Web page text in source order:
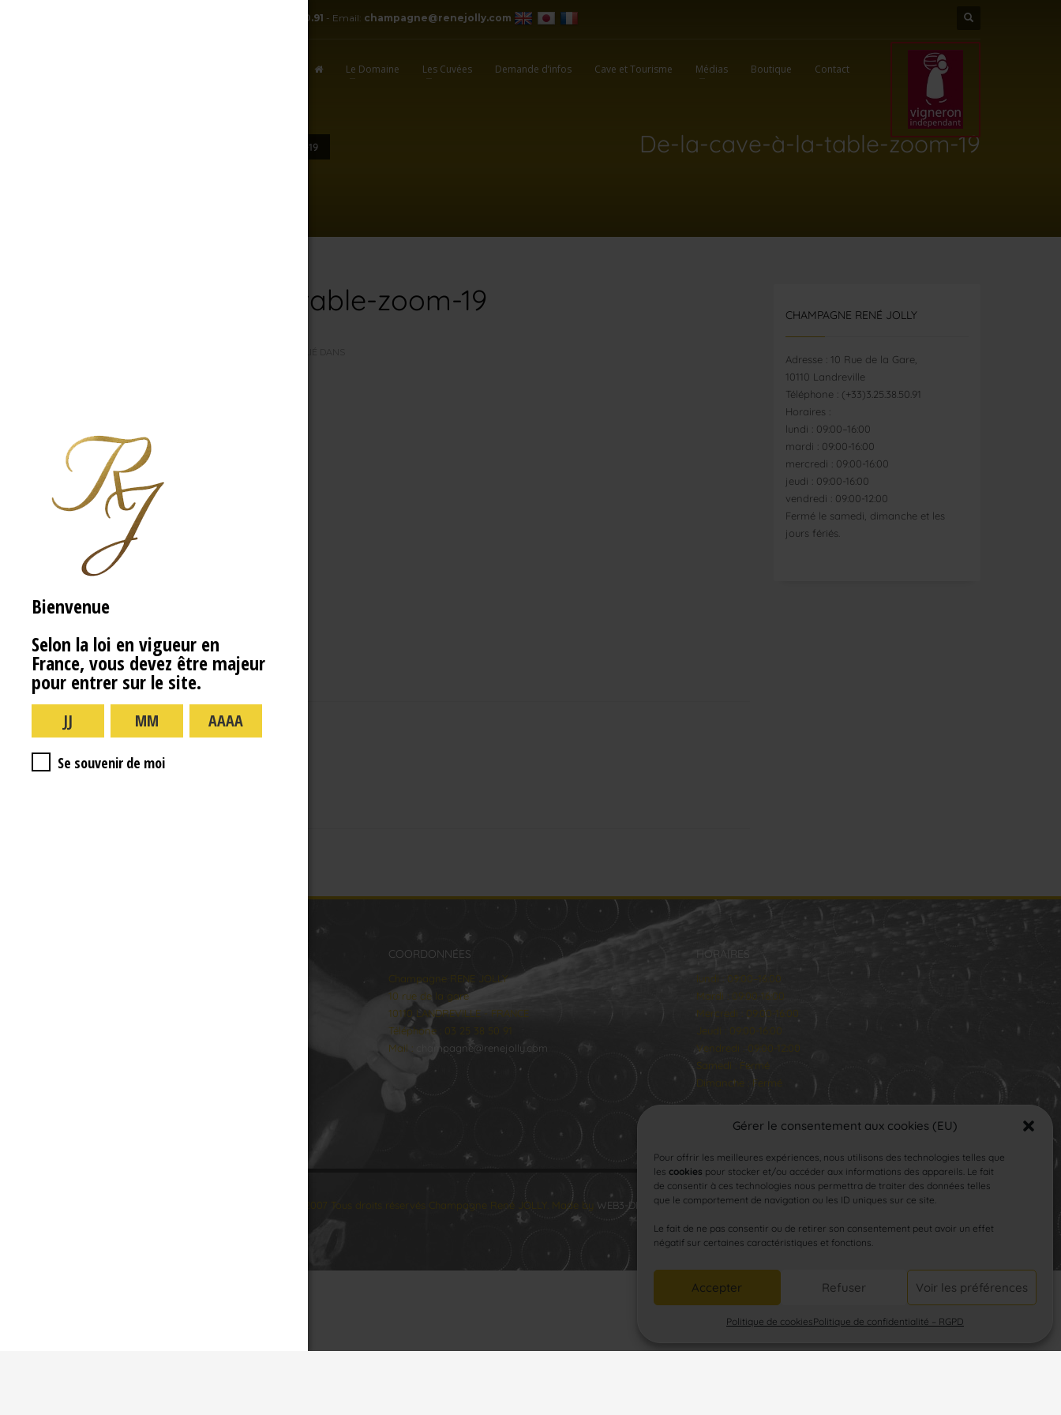
Gérer le consentement aux cookies (EU)
Pour offrir les meilleures expériences, nous utilisons des technologies telles que
les cookies pour stocker et/ou accéder aux informations des appareils. Le fait
de consentir à ces technologies nous permettra de traiter des données telles
que le comportement de navigation ou les ID uniques sur ce site.
Le fait de ne pas consentir ou de retirer son consentement peut avoir un effet
négatif sur certaines caractéristiques et fonctions.
Accepter Refuser Voir les préférences
Politique de cookiesPolitique de confidentialité – RGPD
+ 33.3.25.38.50.91 - Email: champagne@renejolly.com
Le Domaine Les Cuvées Demande d’infos Cave et Tourisme Médias Boutique Contact
DE-LA-CAVE-À-LA-TABLE-ZOOM-19 De-la-cave-à-la-table-zoom-19
De-la-cave-à-la-table-zoom-19 CHAMPAGNE RENÉ JOLLY
Adresse : 10 Rue de la Gare,
10110 Landreville
Téléphone : (+33)3.25.38.50.91
Horaires :
lundi : 09:00–16:00
mardi : 09:00-16:00
mercredi : 09:00-16:00
jeudi : 09:00-16:00
vendredi : 09:00-12:00
Fermé le samedi, dimanche et les
jours fériés.
COORDONNÉES
Champagne RENE JOLLY
10 rue de la gare
10110 LANDREVILLE - FRANCE
Téléphone : 03 25 38 50 91
Mail :
champagne@renejolly.com
HORAIRES
lundi : 09:00–16:00
Mardi : 09:00-16:00
Mercredi : 09:00-16:00
Jeudi : 09:00-16:00
Vendredi : 09:00-12:00
Samedi : Fermé
Dimanche : Fermé
© 2007 Tous droits réservés Champagne René JOLLY. Made by WEB3-DESIGN.
Bienvenue
Selon la loi en vigueur en
France, vous devez être majeur
pour entrer sur le site.
Se souvenir de moi